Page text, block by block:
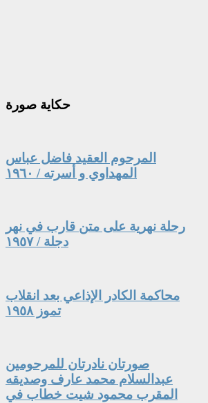
حكاية صورة
المرحوم العقيد فاضل عباس
المهداوي و أسرته / ١٩٦٠
رحلة نهرية على متن قارب في نهر
دجلة / ١٩٥٧
محاكمة الكادر الإذاعي بعد انقلاب
تموز ١٩٥٨
صورتان نادرتان للمرحومين
عبدالسلام محمد عارف وصديقه
المقرب محمود شيت خطاب في